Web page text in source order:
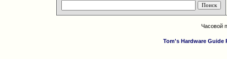
Часовой
Tom's Hardware Guide